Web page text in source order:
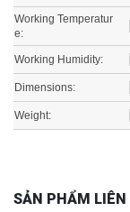
Working Temperatur
e:
Working Humidity:
Dimensions:
Weight:
SẢN PHẨM LIÊN